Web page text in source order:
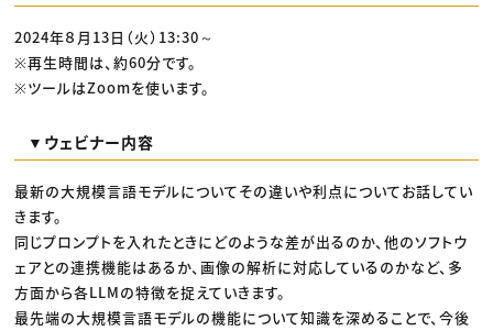
2024年８月13日（火）13:30～
※再生時間は、約60分です。
※ツールはZoomを使います。
▼ウェビナー内容
最新の大規模言語モデルについてその違いや利点についてお話してい
きます。
同じプロンプトを入れたときにどのような差が出るのか、他のソフトウ
ェアとの連携機能はあるか、画像の解析に対応しているのかなど、多
方面から各LLMの特徴を捉えていきます。
最先端の大規模言語モデルの機能について知識を深めることで、今後